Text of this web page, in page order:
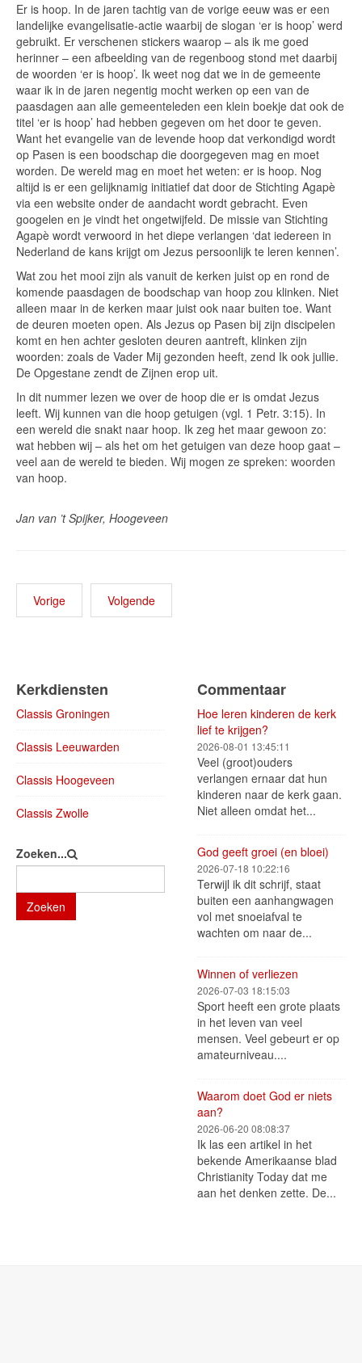
Er is hoop. In de jaren tachtig van de vorige eeuw was er een
landelijke evangelisatie-actie waarbij de slogan ‘er is hoop’ werd
gebruikt. Er verschenen stickers waarop – als ik me goed
herinner – een afbeelding van de regenboog stond met daarbij
de woorden ‘er is hoop’. Ik weet nog dat we in de gemeente
waar ik in de jaren negentig mocht werken op een van de
paasdagen aan alle gemeenteleden een klein boekje dat ook de
titel ‘er is hoop’ had hebben gegeven om het door te geven.
Want het evangelie van de levende hoop dat verkondigd wordt
op Pasen is een boodschap die doorgegeven mag en moet
worden. De wereld mag en moet het weten: er is hoop. Nog
altijd is er een gelijknamig initiatief dat door de Stichting Agapè
via een website onder de aandacht wordt gebracht. Even
googelen en je vindt het ongetwijfeld. De missie van Stichting
Agapè wordt verwoord in het diepe verlangen ‘dat iedereen in
Nederland de kans krijgt om Jezus persoonlijk te leren kennen’.
Wat zou het mooi zijn als vanuit de kerken juist op en rond de
komende paasdagen de boodschap van hoop zou klinken. Niet
alleen maar in de kerken maar juist ook naar buiten toe. Want
de deuren moeten open. Als Jezus op Pasen bij zijn discipelen
komt en hen achter gesloten deuren aantreft, klinken zijn
woorden: zoals de Vader Mij gezonden heeft, zend Ik ook jullie.
De Opgestane zendt de Zijnen erop uit.
In dit nummer lezen we over de hoop die er is omdat Jezus
leeft. Wij kunnen van die hoop getuigen (vgl. 1 Petr. 3:15). In
een wereld die snakt naar hoop. Ik zeg het maar gewoon zo:
wat hebben wij – als het om het getuigen van deze hoop gaat –
veel aan de wereld te bieden. Wij mogen ze spreken: woorden
van hoop.
Jan van ’t Spijker, Hoogeveen
Vorige Volgende
Kerkdiensten
Classis Groningen
Classis Leeuwarden
Classis Hoogeveen
Classis Zwolle
Zoeken...
Zoeken
Commentaar
Hoe leren kinderen de kerk
lief te krijgen?
2026-08-01 13:45:11
Veel (groot)ouders
verlangen ernaar dat hun
kinderen naar de kerk gaan.
Niet alleen omdat het...
God geeft groei (en bloei)
2026-07-18 10:22:16
Terwijl ik dit schrijf, staat
buiten een aanhangwagen
vol met snoeiafval te
wachten om naar de...
Winnen of verliezen
2026-07-03 18:15:03
Sport heeft een grote plaats
in het leven van veel
mensen. Veel gebeurt er op
amateurniveau....
Waarom doet God er niets
aan?
2026-06-20 08:08:37
Ik las een artikel in het
bekende Amerikaanse blad
Christianity Today dat me
aan het denken zette. De...